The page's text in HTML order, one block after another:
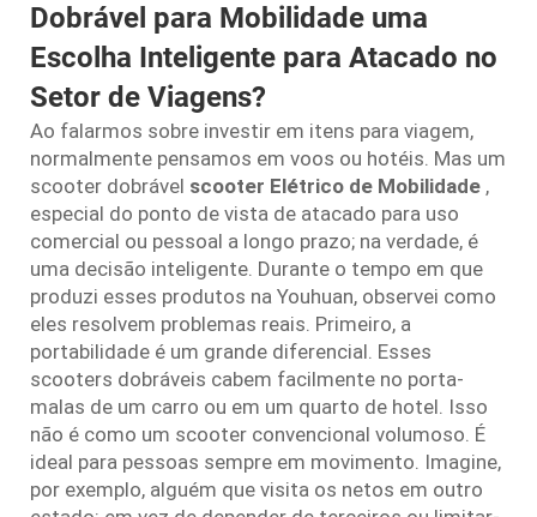
Dobrável para Mobilidade uma
Escolha Inteligente para Atacado no
Setor de Viagens?
Ao falarmos sobre investir em itens para viagem,
normalmente pensamos em voos ou hotéis. Mas um
scooter dobrável scooter Elétrico de Mobilidade ,
especial do ponto de vista de atacado para uso
comercial ou pessoal a longo prazo; na verdade, é
uma decisão inteligente. Durante o tempo em que
produzi esses produtos na Youhuan, observei como
eles resolvem problemas reais. Primeiro, a
portabilidade é um grande diferencial. Esses
scooters dobráveis cabem facilmente no porta-
malas de um carro ou em um quarto de hotel. Isso
não é como um scooter convencional volumoso. É
ideal para pessoas sempre em movimento. Imagine,
por exemplo, alguém que visita os netos em outro